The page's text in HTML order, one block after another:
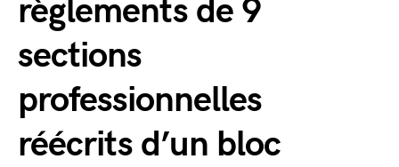
règlements de 9
sections
professionnelles
réécrits d’un bloc